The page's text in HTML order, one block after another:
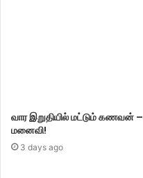
வார இறுதியில் மட்டும் கணவன் –
மனைவி!
3 days ago